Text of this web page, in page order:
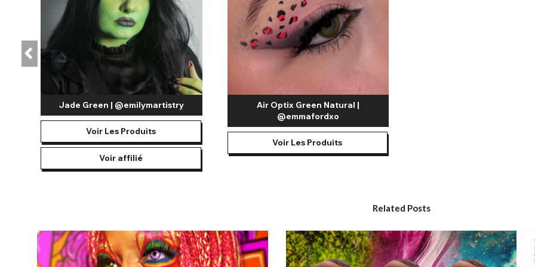
Jade Green | @emilymartistry
Voir Les Produits
Voir affilié
Air Optix Green Natural |
@emmafordxo
Voir Les Produits
Related Posts